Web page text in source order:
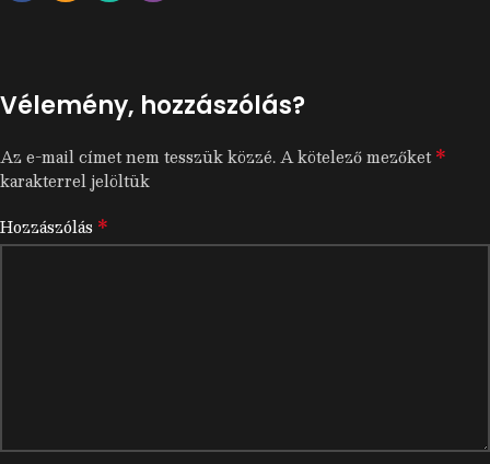
Vélemény, hozzászólás?
Az e-mail címet nem tesszük közzé.A kötelező mezőket*
karakterrel jelöltük
Hozzászólás *